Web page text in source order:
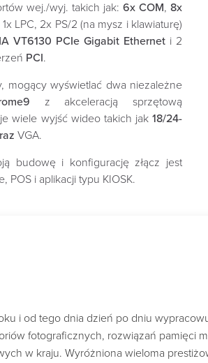
wej./wyj. takich jak: 6x COM, 8x
1x LPC, 2x PS/2 (na mysz i klawiaturę)
VT6130 PCIe Gigabit Ethernet i 2
PCI.
mogący wyświetlać dwa niezależne
z akceleracją sprzętową
wiele wyjść wideo takich jak18/24-
VGA.
budowę i konfigurację złącz jest
POS i aplikacji typu KIOSK.
i od tego dnia dzień po dniu
fotograficznych, rozwiązań pamięci
w kraju. Wyróżniona wieloma